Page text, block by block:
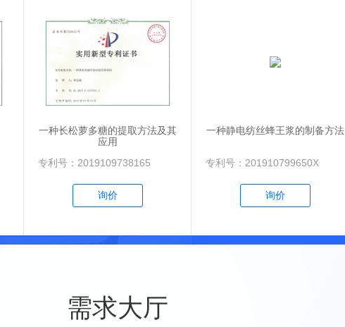
一种长松萝多糖的提取方法及其
应用
专利号：2019109738165
询价
一种静电纺丝蜂王浆的制备方法
专利号：201910799650X
询价
需求大厅